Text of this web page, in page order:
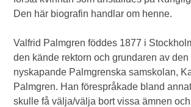
Den här biografin handlar om henne.
Valfrid Palmgren föddes 1877 i
den kände rektorn och grundaren av
nyskapande Palmgrenska samskolan,
Palmgren. Han förespråkade bland
skulle få välja/välja bort vissa ämnen